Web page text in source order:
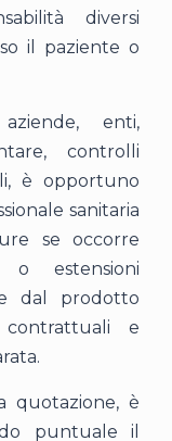
diversi
il paziente o
enti,
controlli
è opportuno
sanitaria
se occorre
o estensioni
dal prodotto
contrattuali e
quotazione, è
puntuale il